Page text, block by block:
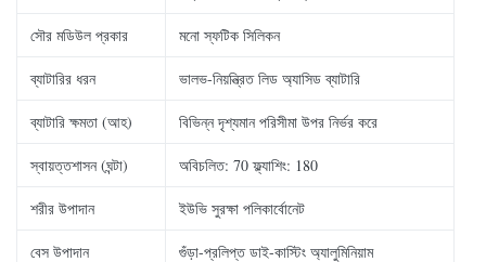
সৌর মডিউল প্রকার মনো স্ফটিক সিলিকন
ব্যাটারির ধরন ভালভ-নিয়ন্ত্রিত লিড অ্যাসিড ব্যাটারি
ব্যাটারি ক্ষমতা (আহ) বিভিন্ন দৃশ্যমান পরিসীমা উপর নির্ভর করে
স্বায়ত্তশাসন (ঘন্টা) অবিচলিত: 70 ফ্ল্যাশিং: 180
শরীর উপাদান ইউভি সুরক্ষা পলিকার্বোনেট
বেস উপাদান গুঁড়া-প্রলিপ্ত ডাই-কাস্টিং অ্যালুমিনিয়াম